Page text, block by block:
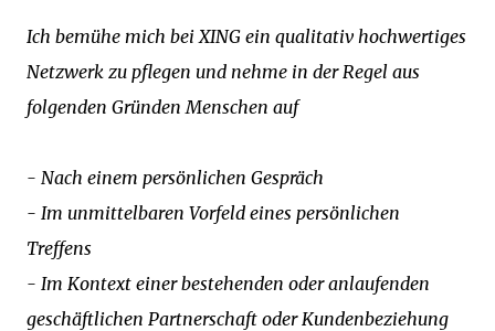
Ich bemühe mich bei XING ein qualitativ hochwertiges
Netzwerk zu pflegen und nehme in der Regel aus
folgenden Gründen Menschen auf
- Nach einem persönlichen Gespräch
- Im unmittelbaren Vorfeld eines persönlichen
Treffens
- Im Kontext einer bestehenden oder anlaufenden
geschäftlichen Partnerschaft oder Kundenbeziehung